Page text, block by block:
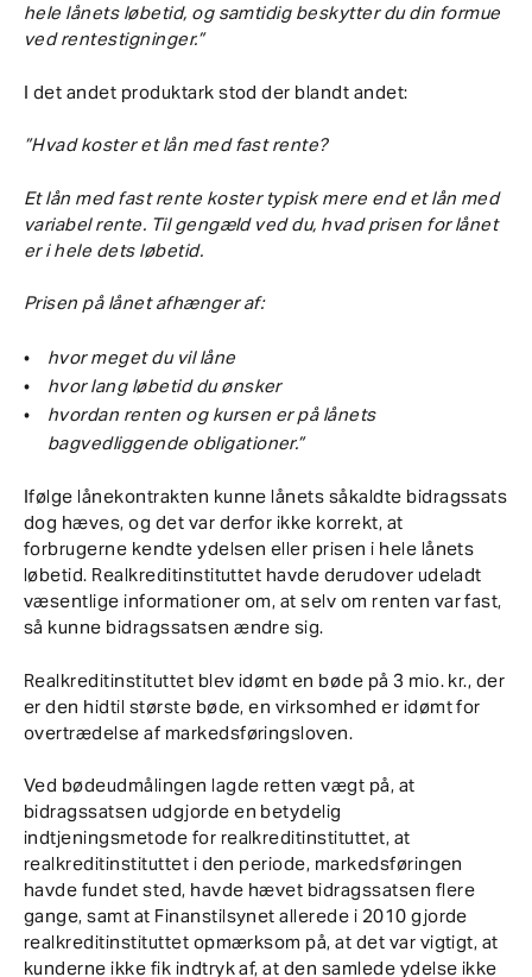
hele lånets løbetid, og samtidig beskytter du din formue
ved rentestigninger.”
I det andet produktark stod der blandt andet:
”Hvad koster et lån med fast rente?
Et lån med fast rente koster typisk mere end et lån med
variabel rente. Til gengæld ved du, hvad prisen for lånet
er i hele dets løbetid.
Prisen på lånet afhænger af:
hvor meget du vil låne
hvor lang løbetid du ønsker
hvordan renten og kursen er på lånets
bagvedliggende obligationer.”
Ifølge lånekontrakten kunne lånets såkaldte bidragssats
dog hæves, og det var derfor ikke korrekt, at
forbrugerne kendte ydelsen eller prisen i hele lånets
løbetid. Realkreditinstituttet havde derudover udeladt
væsentlige informationer om, at selv om renten var fast,
så kunne bidragssatsen ændre sig.
Realkreditinstituttet blev idømt en bøde på 3 mio. kr., der
er den hidtil største bøde, en virksomhed er idømt for
overtrædelse af markedsføringsloven.
Ved bødeudmålingen lagde retten vægt på, at
bidragssatsen udgjorde en betydelig
indtjeningsmetode for realkreditinstituttet, at
realkreditinstituttet i den periode, markedsføringen
havde fundet sted, havde hævet bidragssatsen flere
gange, samt at Finanstilsynet allerede i 2010 gjorde
realkreditinstituttet opmærksom på, at det var vigtigt, at
kunderne ikke fik indtryk af, at den samlede ydelse ikke